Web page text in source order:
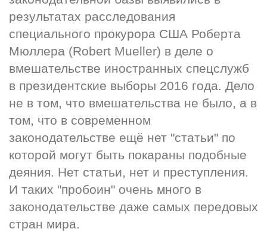
результатах расследования
специального прокурора США Роберта
Мюллера (Robert Mueller) в деле о
вмешательстве иностранных спецслужб
в президентские выборы 2016 года. Дело
не в том, что вмешательства не было, а в
том, что в современном
законодательстве ещё нет "статьи" по
которой могут быть покараны подобные
деяния. Нет статьи, нет и преступления.
И таких "пробоин" очень много в
законодательстве даже самых передовых
стран мира.